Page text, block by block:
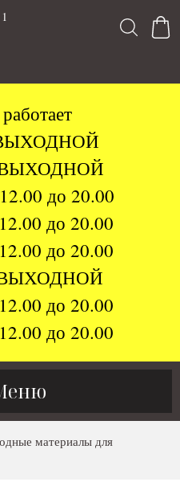
ВЫХОДНОЙ
ВЫХОДНОЙ
до 20.00
до 20.00
до 20.00
ВЫХОДНОЙ
до 20.00
до 20.00
материалы для